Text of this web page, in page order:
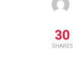
30
SHARES